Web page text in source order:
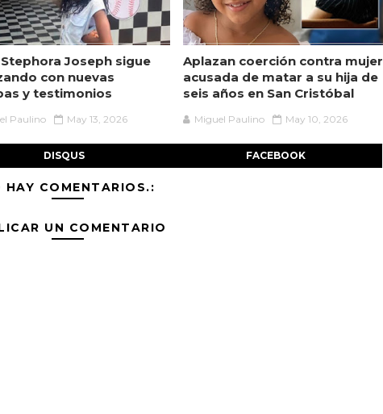
Joseph sigue
con nuevas
y testimonios
Paulino May 13, 2026
Aplazan coerción contra mujer
acusada de matar a su hija de
seis años en San Cristóbal
Miguel Paulino May 10, 2026
DISQUS FACEBOOK
HAY COMENTARIOS.:
UN COMENTARIO